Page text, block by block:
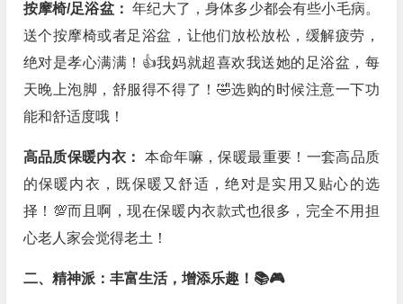
按摩椅/足浴盆：年纪大了，身体多少都会有些小毛病。
送个按摩椅或者足浴盆，让他们放松放松，缓解疲劳，
绝对是孝心满满！👍我妈就超喜欢我送她的足浴盆，每
天晚上泡脚，舒服得不得了！🤣选购的时候注意一下功
能和舒适度哦！
高品质保暖内衣： 本命年嘛，保暖最重要！一套高品质
的保暖内衣，既保暖又舒适，绝对是实用又贴心的选
择！💯而且啊，现在保暖内衣款式也很多，完全不用担
心老人家会觉得老土！
二、精神派：丰富生活，增添乐趣！📚🎮